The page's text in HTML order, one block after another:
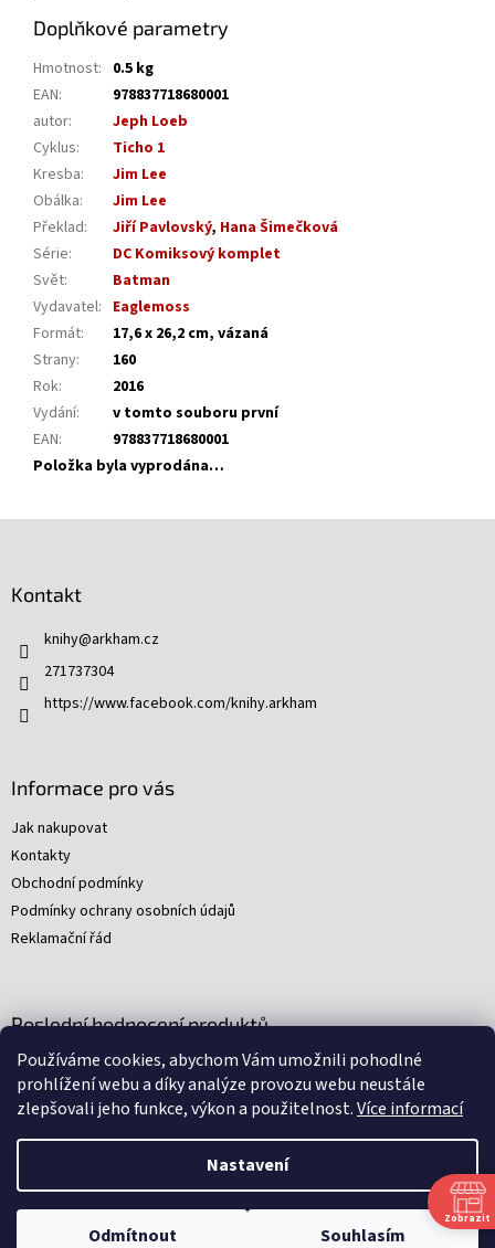
Používáme cookies, abychom Vám umožnili pohodlné
prohlížení webu a díky analýze provozu webu neustále
zlepšovali jeho funkce, výkon a použitelnost.Více informací
Nastavení
Odmítnout Souhlasím
Omlouváme se, ale všechny srpnové soboty budeme mít zavřeno.
Doplňkové parametry
Hmotnost: 0.5 kg
EAN:
978837718680001
autor:
Jeph Loeb
Cyklus:
Ticho 1
Kresba:
Jim Lee
Obálka:
Jim Lee
Překlad: Jiří Pavlovský, Hana Šimečková
Série:
DC Komiksový komplet
Svět:
Batman
Vydavatel: Eaglemoss
Formát:
17,6 x 26,2 cm, vázaná
Strany:
160
Rok:
2016
Vydání:
v tomto souboru první
EAN:
978837718680001
Položka byla vyprodána…
Kontakt
knihy@arkham.cz
271737304
https://www.facebook.com/knihy.arkham
Informace pro vás
Jak nakupovat
Kontakty
Obchodní podmínky
Podmínky ochrany osobních údajů
Reklamační řád
Poslední hodnocení produktů
Young Indiana Jones a poklad na plantáži (A)
Hodnocení produktu je 5 z 5 hvězdiček.
|
Remedio Digital|Zbyněk Svoboda
Vytvořil
Shoptet
Zobrazit